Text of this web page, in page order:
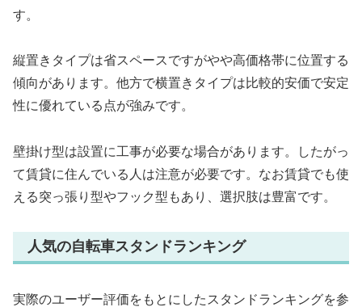
す。
縦置きタイプは省スペースですがやや高価格帯に位置する
傾向があります。他方で横置きタイプは比較的安価で安定
性に優れている点が強みです。
壁掛け型は設置に工事が必要な場合があります。したがっ
て賃貸に住んでいる人は注意が必要です。なお賃貸でも使
える突っ張り型やフック型もあり、選択肢は豊富です。
人気の自転車スタンドランキング
実際のユーザー評価をもとにしたスタンドランキングを参